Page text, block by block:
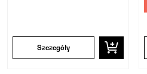
Szczegóły